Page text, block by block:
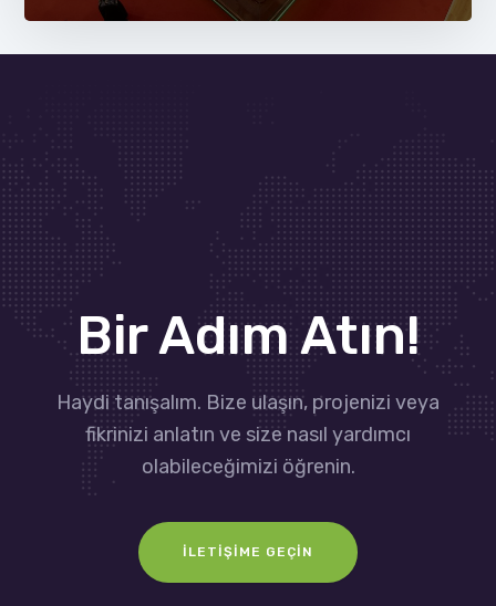
Bir Adım Atın!
Haydi tanışalım. Bize ulaşın, projenizi veya
fikrinizi anlatın ve size nasıl yardımcı
olabileceğimizi öğrenin.
İLETIŞIME GEÇIN